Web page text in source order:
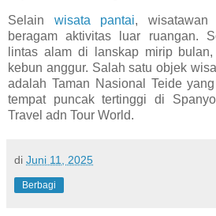
Selain wisata pantai, wisatawan
beragam aktivitas luar ruangan.
lintas alam di lanskap mirip
kebun anggur. Salah satu objek
adalah Taman Nasional Teide
tempat puncak tertinggi di
Travel adn Tour World.
di Juni 11, 2025
Berbagi